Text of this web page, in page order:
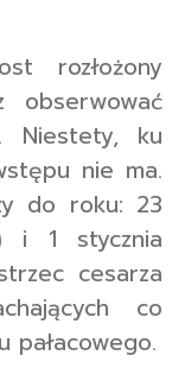
rozłożony
Niestety, ku
nie ma.
do roku: 23
i 1 stycznia
cesarza
co
pałacowego.